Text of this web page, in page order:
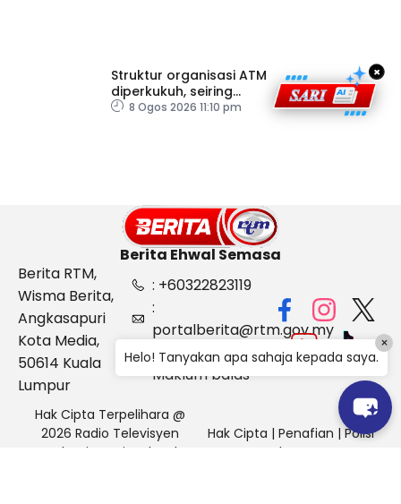
Struktur organisasi ATM
diperkukuh, seiring
pemodenan aset
8 Ogos 2026 11:10 pm
×
Berita Ehwal Semasa
Berita RTM,
Wisma Berita,
Angkasapuri
Kota Media,
50614 Kuala
Lumpur
: +60322823119
:
portalberita@rtm.gov.my
: Aduan &
Maklum balas
Hak Cipta Terpelihara @
2026 Radio Televisyen
Malaysia, Berita Ehwal
Hak Cipta | Penafian | Polisi
Keselamatan
Helo! Tanyakan apa sahaja kepada saya.
×